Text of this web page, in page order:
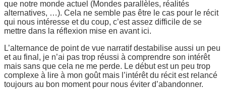
que notre monde actuel (Mondes parallèles, réalités
alternatives, …). Cela ne semble pas être le cas pour le récit
qui nous intéresse et du coup, c’est assez difficile de se
mettre dans la réflexion mise en avant ici.
L’alternance de point de vue narratif destabilise aussi un peu
et au final, je n’ai pas trop réussi à comprendre son intérêt
mais sans que cela ne me perde. Le début est un peu trop
complexe à lire à mon goût mais l’intérêt du récit est relancé
toujours au bon moment pour nous éviter d’abandonner.